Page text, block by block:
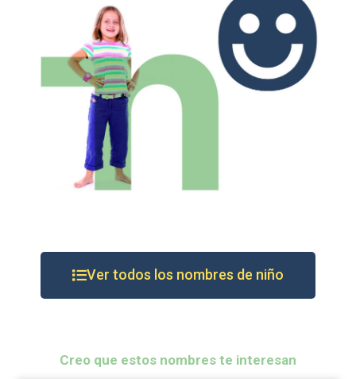
Ver todos los nombres de niño
Creo que estos nombres te interesan